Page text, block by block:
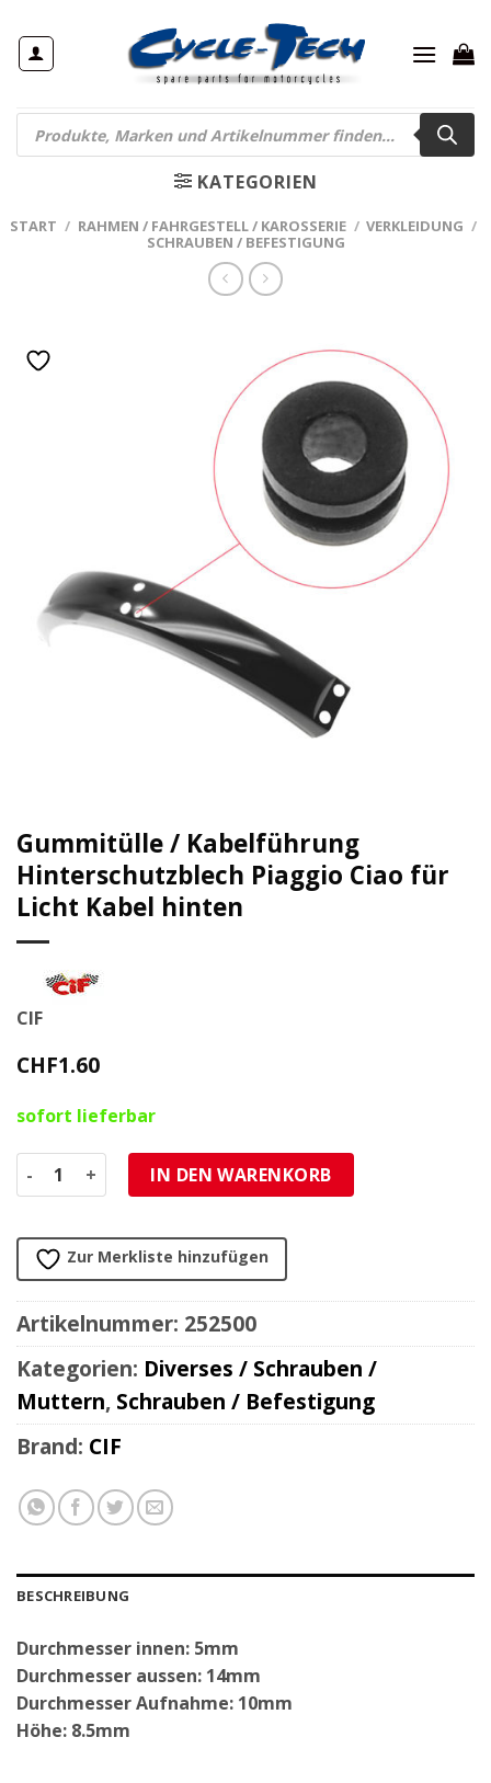
Inhalt
springen
Products
search
KATEGORIEN
START / RAHMEN / FAHRGESTELL / KAROSSERIE / VERKLEIDUNG /
SCHRAUBEN / BEFESTIGUNG
Gummitülle / Kabelführung
Hinterschutzblech Piaggio Ciao für
Licht Kabel hinten
CIF
CHF1.60
sofort lieferbar
Gummitülle / Kabelführung Hinterschutzblech Piaggio
IN DEN WARENKORB
Zur Merkliste hinzufügen
Artikelnummer: 252500
Kategorien: Diverses / Schrauben /
Muttern, Schrauben / Befestigung
Brand: CIF
BESCHREIBUNG
Durchmesser innen: 5mm
Durchmesser aussen: 14mm
Durchmesser Aufnahme: 10mm
Höhe: 8.5mm